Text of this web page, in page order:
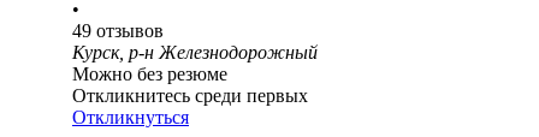
•
49 отзывов
Курск, р-н Железнодорожный
Можно без резюме
Откликнитесь среди первых
Откликнуться